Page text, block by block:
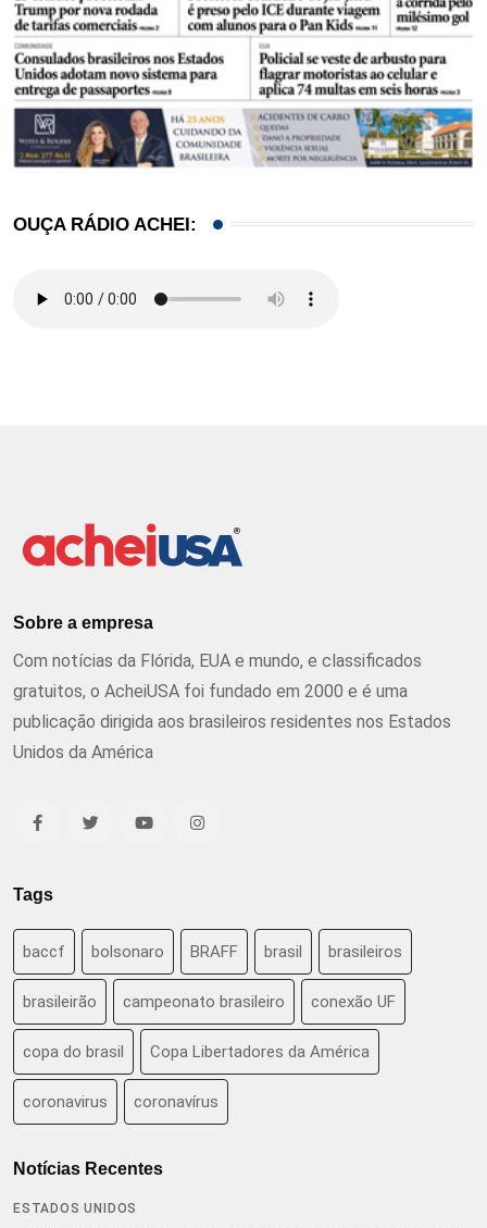
OUÇA RÁDIO ACHEI:
Sobre a empresa
Com notícias da Flórida, EUA e mundo, e classificados
gratuitos, o AcheiUSA foi fundado em 2000 e é uma
publicação dirigida aos brasileiros residentes nos Estados
Unidos da América
Tags
baccf bolsonaro BRAFF brasil brasileiros
brasileirão campeonato brasileiro conexão UF
copa do brasil Copa Libertadores da América
coronavirus coronavírus
Notícias Recentes
ESTADOS UNIDOS